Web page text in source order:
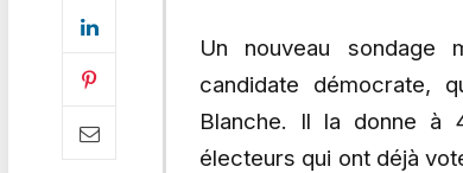
Un nouveau sondage
candidate démocrate,
Blanche. Il la donne
électeurs qui ont déjà